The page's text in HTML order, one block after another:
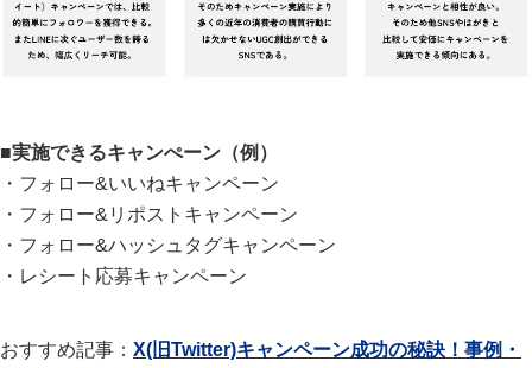
■実施できるキャンぺーン（例）
・フォロー&いいねキャンペーン
・フォロー&リポストキャンペーン
・フォロー&ハッシュタグキャンペーン
・レシート応募キャンペーン
おすすめ記事： X(旧Twitter)キャンペーン成功の秘訣！事例・